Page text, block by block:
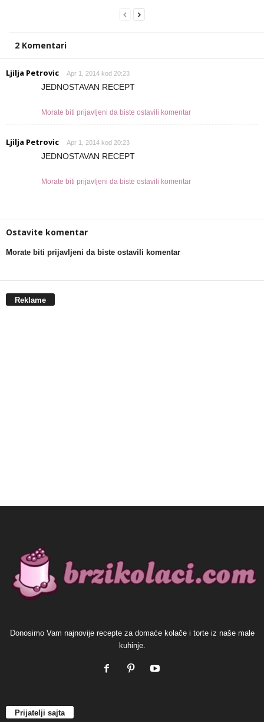
2 Komentari
Ljilja Petrovic Apr 1, 2014 kod 20:23
JEDNOSTAVAN RECEPT
Morate biti prijavljeni da biste ostavili komentar
Ljilja Petrovic Apr 1, 2014 kod 20:23
JEDNOSTAVAN RECEPT
Morate biti prijavljeni da biste ostavili komentar
Ostavite komentar
Morate biti prijavljeni da biste ostavili komentar
Reklame
Donosimo Vam najnovije recepte za domaće kolače i torte iz naše male
kuhinje.
Prijatelji sajta